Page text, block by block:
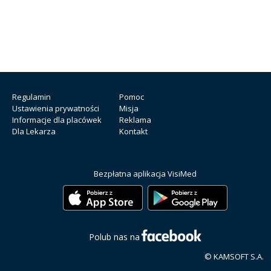
Regulamin
Ustawienia prywatności
Informacje dla placówek
Dla Lekarza
Pomoc
Misja
Reklama
Kontakt
Bezpłatna aplikacja VisiMed
Polub nas na
© KAMSOFT S.A.